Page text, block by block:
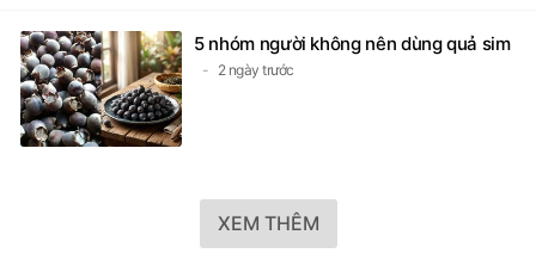
5 nhóm người không nên dùng quả sim
2 ngày trước
XEM THÊM